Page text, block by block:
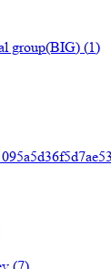
group(BIG) (1)